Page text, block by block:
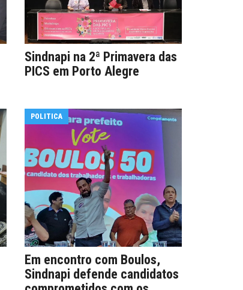
Sindnapi na 2ª Primavera das
PICS em Porto Alegre
POLITICA
Em encontro com Boulos,
Sindnapi defende candidatos